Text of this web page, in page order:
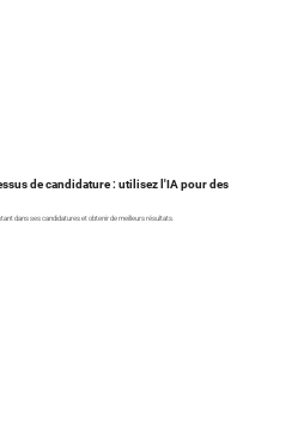
de candidature : utilisez l'IA pour des
dans ses candidatures et obtenir de meilleurs résultats.